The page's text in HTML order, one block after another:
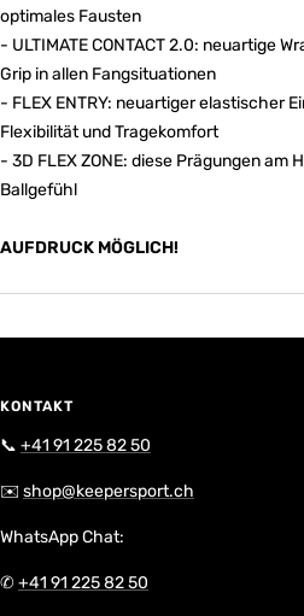
optimales Fausten
- ULTIMATE CONTACT 2.0: neuartige
Grip in allen Fangsituationen
- FLEX ENTRY: neuartiger elastischer
Flexibilität und Tragekomfort
- 3D FLEX ZONE: diese Prägungen
Ballgefühl
AUFDRUCK MÖGLICH!
KONTAKT
📞 +41 91 225 82 50
✉️ shop@keepersport.ch
WhatsApp Chat:
✆+41 91 225 82 50